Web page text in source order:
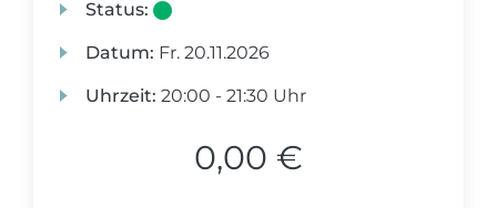
Status:
Datum: Fr. 20.11.2026
Uhrzeit: 20:00 - 21:30 Uhr
0,00 €